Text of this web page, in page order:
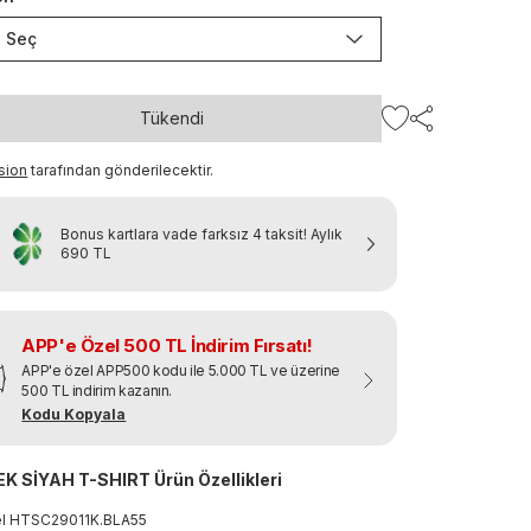
Seç
Tükendi
tarafından gönderilecektir.
Bonus kartlara vade farksız 4 taksit! Aylık
690 TL
APP'e Özel 500 TL İndirim Fırsatı!
APP'e özel APP500 kodu ile 5.000 TL ve üzerine
500 TL indirim kazanın.
Kodu Kopyala
SİYAH T-SHIRT Ürün Özellikleri
HTSC29011K.BLA55